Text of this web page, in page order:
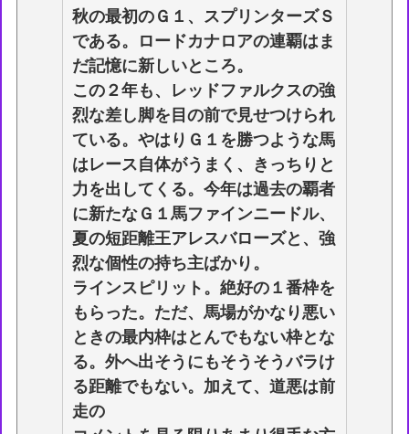
秋の最初のＧ１、スプリンターズＳ
である。ロードカナロアの連覇はま
だ記憶に新しいところ。
この２年も、レッドファルクスの強
烈な差し脚を目の前で見せつけられ
ている。やはりＧ１を勝つような馬
はレース自体がうまく、きっちりと
力を出してくる。今年は過去の覇者
に新たなＧ１馬ファインニードル、
夏の短距離王アレスバローズと、強
烈な個性の持ち主ばかり。
ラインスピリット。絶好の１番枠を
もらった。ただ、馬場がかなり悪い
ときの最内枠はとんでもない枠とな
る。外へ出そうにもそうそうバラけ
る距離でもない。加えて、道悪は前
走の